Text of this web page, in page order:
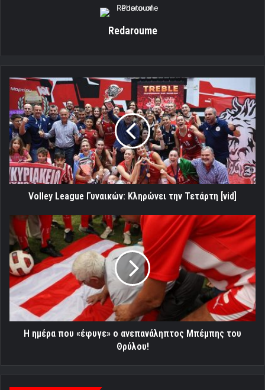
Redaroume
Volley
League
Γυναικών:
Κληρώνει
την
Τετάρτη
[vid]
Volley League Γυναικών: Κληρώνει την Τετάρτη [vid]
Η
ημέρα
που
«έφυγε»
ο
ανεπανάληπτος
Μπέμπης
του
Θρύλου!
Η ημέρα που «έφυγε» ο ανεπανάληπτος Μπέμπης του
Θρύλου!